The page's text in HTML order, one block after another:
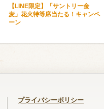
【LINE限定】「サントリー金
麦」花火特等席当たる！キャンペ
ーン
プライバシーポリシー